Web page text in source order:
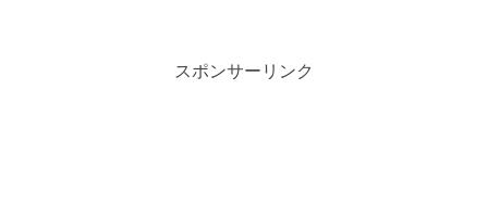
スポンサーリンク